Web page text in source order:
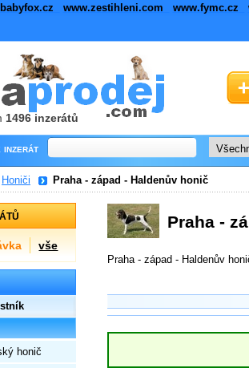
www.zestihleni.com www.fymc.cz
1496 inzerátů
inzerát
Honiči Praha - západ - Haldenův honič
Praha -
Praha - západ - Haldenův
vše
honič